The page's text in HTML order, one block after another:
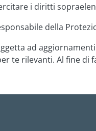
i diritti
della
ad
te rilevanti. Al fine di